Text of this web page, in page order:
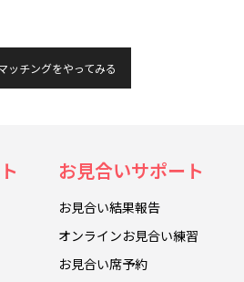
ッチングをやってみる
お見合いサポート
お見合い結果報告
オンラインお見合い練習
お見合い席予約